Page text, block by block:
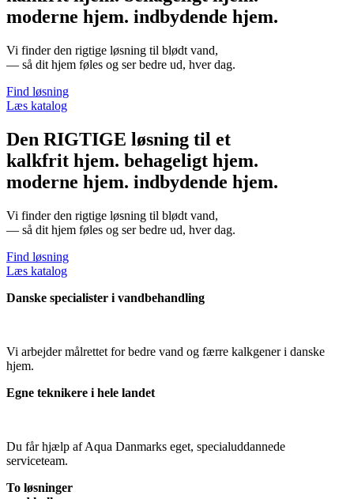
moderne hjem. indbydende hjem.
Vi finder den rigtige løsning til blødt vand,
— så dit hjem føles og ser bedre ud, hver dag.
Find løsning
Læs katalog
Den RIGTIGE løsning til et
kalkfrit hjem. behageligt hjem.
moderne hjem. indbydende hjem.
Vi finder den rigtige løsning til blødt vand,
— så dit hjem føles og ser bedre ud, hver dag.
Find løsning
Læs katalog
Danske specialister i vandbehandling
Vi arbejder målrettet for bedre vand og færre kalkgener i danske
hjem.
Egne teknikere i hele landet
Du får hjælp af Aqua Danmarks eget, specialuddannede
serviceteam.
To løsninger